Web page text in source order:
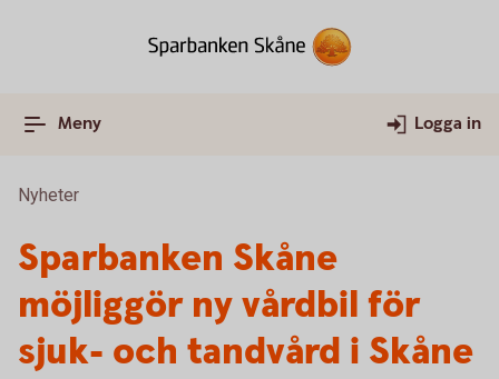
Meny Logga in
Nyheter
Sparbanken Skåne
möjliggör ny vårdbil för
sjuk- och tandvård i Skåne